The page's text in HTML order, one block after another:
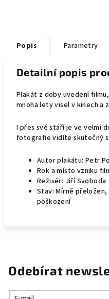
Popis Parametry
Detailní popis
Plakát z doby uvedení filmu,
mnoha lety visel v kinech a
I přes své stáří je ve velmi
fotografie vidíte skutečný
Autor plakátu: Petr
Rok a místo vzniku
Režisér: Jiří Svoboda
Stav: Mírně
poškození
Odebírat